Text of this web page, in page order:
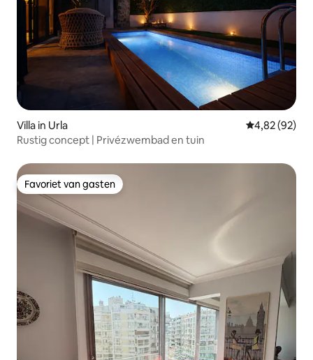
Villa in Urla Gemiddelde
4,82 (92)
Rustig concept | Privézwembad en tuin
Favoriet van gasten
Favoriet van gasten